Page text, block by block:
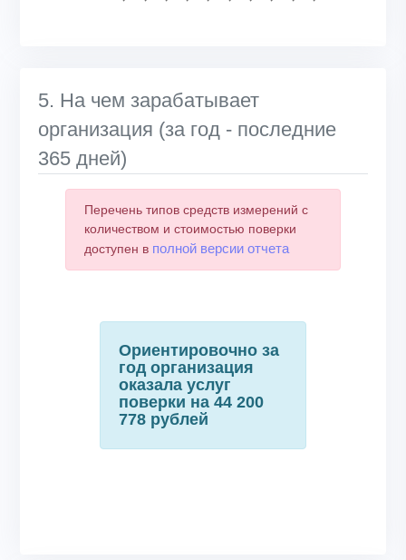
5. На чем зарабатывает
организация (за год - последние
365 дней)
Перечень типов средств измерений с
количеством и стоимостью поверки
доступен в полной версии отчета
Ориентировочно за
год организация
оказала услуг
поверки на 44 200
778 рублей